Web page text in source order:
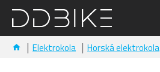
Elektrokola Horská elektrokola